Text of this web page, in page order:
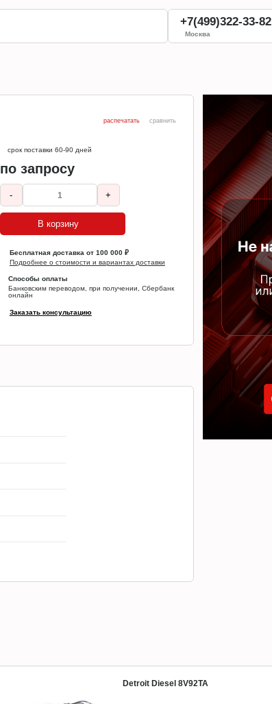
+7(499)322-33-82
Москва
распечатать сравнить
срок поставки 60-90 дней
по запросу
- +
В корзину
Бесплатная доставка от 100 000 ₽
Подробнее о стоимости и вариантах доставки
Способы оплаты
Банковским переводом, при получении, Сбербанк
онлайн
Заказать консультацию
Detroit Diesel 8V92TA